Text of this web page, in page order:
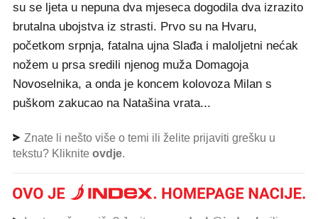
su se ljeta u nepuna dva mjeseca dogodila dva izrazito
brutalna ubojstva iz strasti. Prvo su na Hvaru,
početkom srpnja, fatalna ujna Slađa i maloljetni nećak
nožem u prsa sredili njenog muža Domagoja
Novoselnika, a onda je koncem kolovoza Milan s
puškom zakucao na Natašina vrata...
Znate li nešto više o temi ili želite prijaviti grešku u
tekstu? Kliknite ovdje.